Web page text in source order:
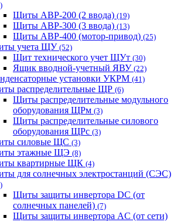
Щиты АВР-200 (2 ввода) (19)
Щиты АВР-300 (3 ввода) (13)
Щиты АВР-400 (мотор-привод) (25)
учета ЩУ (52)
Щит технического учет ЩУт (30)
Ящик вводной-учетный ЯВУ (22)
установки УКРМ (41)
распределительные ЩР (6)
Щиты распределительные модульного
оборудования ЩРм (3)
Щиты распределительные силового
оборудования ЩРс (3)
силовые ЩС (3)
этажные ЩЭ (8)
квартирные ЩК (4)
для солнечных электростанций (СЭС)
Щиты защиты инвертора DC (от
солнечных панелей) (7)
Щиты защиты инвертора AC (от сети)